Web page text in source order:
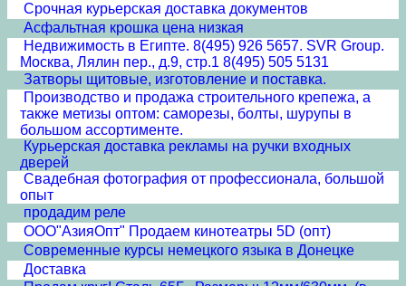
Срочная курьерская доставка документов
Асфальтная крошка цена низкая
Недвижимость в Египте. 8(495) 926 5657. SVR Group.
Москва, Лялин пер., д.9, стр.1 8(495) 505 5131
Затворы щитовые, изготовление и поставка.
Производство и продажа строительного крепежа, а
также метизы оптом: саморезы, болты, шурупы в
большом ассортименте.
Курьерская доставка рекламы на ручки входных
дверей
Свадебная фотография от профессионала, большой
опыт
продадим реле
ООО"АзияОпт" Продаем кинотеатры 5D (опт)
Современные курсы немецкого языка в Донецке
Доставка